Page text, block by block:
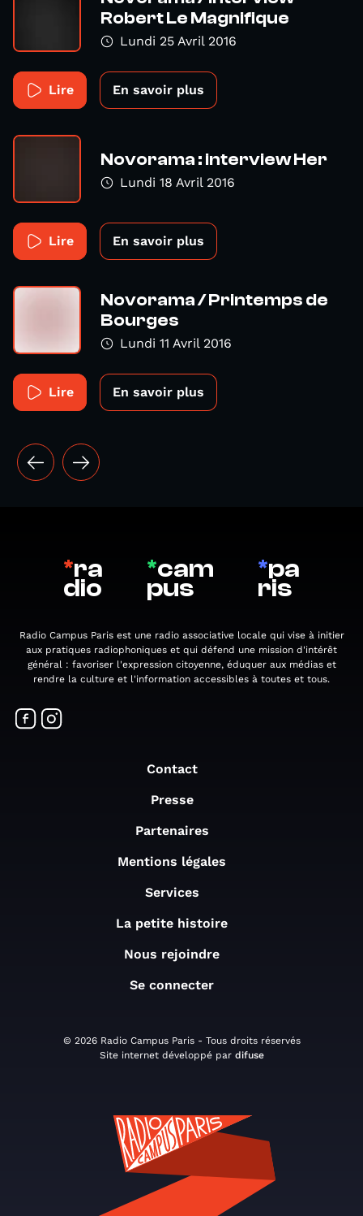
Robert Le Magnifique
Lundi 25 Avril 2016
Lire En savoir plus
Novorama : interview Her
Lundi 18 Avril 2016
Lire En savoir plus
Novorama / Printemps de
Bourges
Lundi 11 Avril 2016
Lire En savoir plus
*ra
dio
*cam
pus
*pa
ris
Radio Campus Paris est une radio associative locale qui vise à initier
aux pratiques radiophoniques et qui défend une mission d'intérêt
général : favoriser l'expression citoyenne, éduquer aux médias et
rendre la culture et l'information accessibles à toutes et tous.
Contact
Presse
Partenaires
Mentions légales
Services
La petite histoire
Nous rejoindre
Se connecter
© 2026 Radio Campus Paris - Tous droits réservés
Site internet développé par difuse